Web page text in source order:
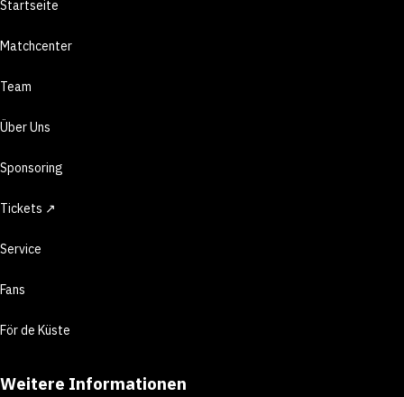
Startseite
Matchcenter
Team
Über Uns
Sponsoring
Tickets ↗
Service
Fans
För de Küste
Weitere Informationen